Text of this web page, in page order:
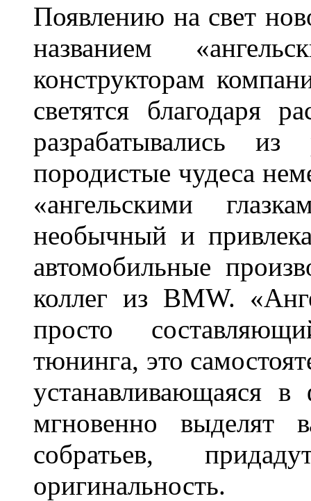
Появлению на свет
названием
конструкторам
светятся благодаря
разрабатывались
породистые чудеса
«ангельскими
необычный и
автомобильные
коллег из BMW.
просто
тюнинга, это
устанавливающаяся
мгновенно выделят
собратьев,
оригинальность.